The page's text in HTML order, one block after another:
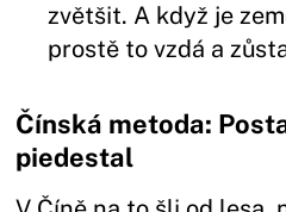
zvětšit. A když je
prostě to vzdá a
Čínská metoda:
piedestal